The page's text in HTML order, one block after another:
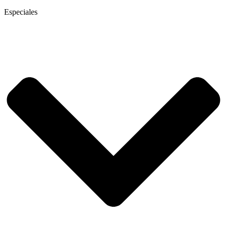
Especiales